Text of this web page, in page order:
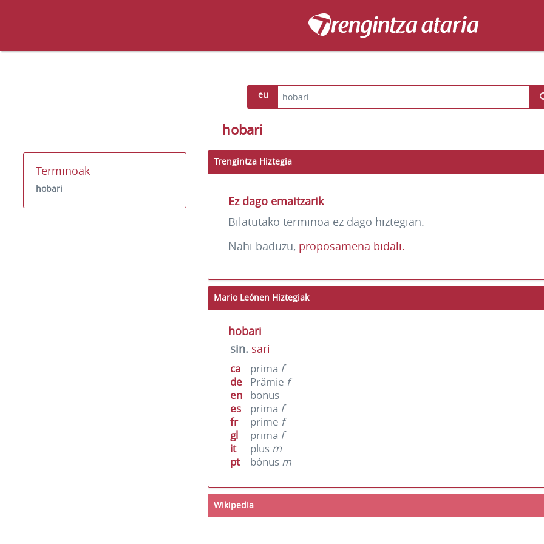
eu
Terminoak
hobari
hobari
Trengintza Hiztegia
Ez dago emaitzarik
Bilatutako terminoa ez dago hiztegian.
Nahi baduzu, proposamena bidali.
Mario Leónen Hiztegiak
hobari
sin. sari
ca prima f
de
Prämie f
en
bonus
es
prima f
fr
prime f
gl
prima f
it
plus m
pt
bónus m
Wikipedia